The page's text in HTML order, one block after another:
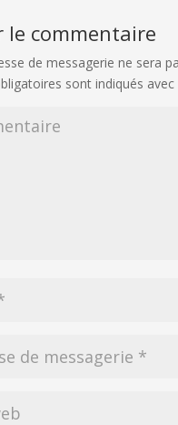
le commentaire
de messagerie ne sera
sont indiqués avec